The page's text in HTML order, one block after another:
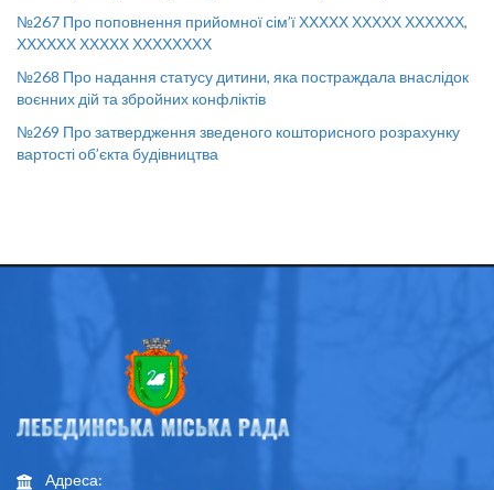
№267 Про поповнення прийомної сім’ї ХХХХХ ХХХХХ ХХХХХХ,
ХХХХХХ ХХХХХ ХХХХХХХХ
№268 Про надання статусу дитини, яка постраждала внаслідок
воєнних дій та збройних конфліктів
№269 Про затвердження зведеного кошторисного розрахунку
вартості об’єкта будівництва
Адреса: